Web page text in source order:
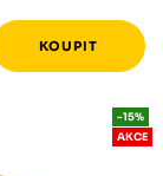
-15%
AKCE